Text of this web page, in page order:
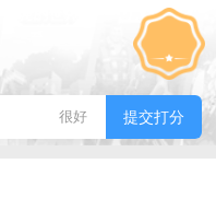
很好 提交打分